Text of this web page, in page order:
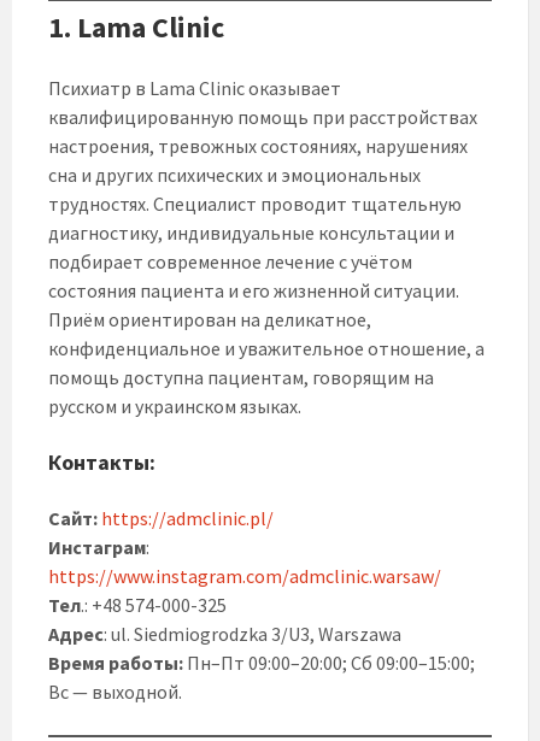
1. Lama Clinic
Психиатр в Lama Clinic оказывает
квалифицированную помощь при расстройствах
настроения, тревожных состояниях, нарушениях
сна и других психических и эмоциональных
трудностях. Специалист проводит тщательную
диагностику, индивидуальные консультации и
подбирает современное лечение с учётом
состояния пациента и его жизненной ситуации.
Приём ориентирован на деликатное,
конфиденциальное и уважительное отношение, а
помощь доступна пациентам, говорящим на
русском и украинском языках.
Контакты:
Сайт: https://admclinic.pl/
Инстаграм:
https://www.instagram.com/admclinic.warsaw/
Тел.: +48 574-000-325
Адрес: ul. Siedmiogrodzka 3/U3, Warszawa
Время работы: Пн–Пт 09:00–20:00; Сб 09:00–15:00;
Вс — выходной.